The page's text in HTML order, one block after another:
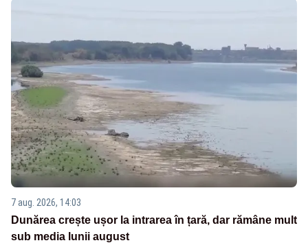
7 aug. 2026, 14:03
Dunărea crește ușor la intrarea în țară, dar rămâne mult
sub media lunii august